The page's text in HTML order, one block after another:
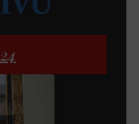
24